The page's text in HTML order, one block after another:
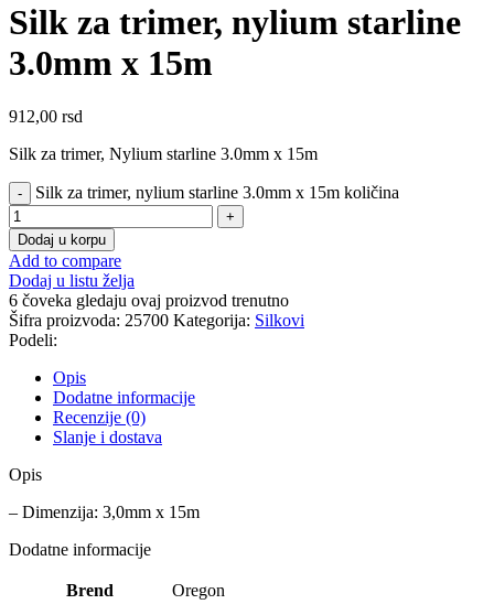
Silk za trimer, nylium starline
3.0mm x 15m
912,00 rsd
Silk za trimer, Nylium starline 3.0mm x 15m
Silk za trimer, nylium starline 3.0mm x 15m količina
Dodaj u korpu
Add to compare
Dodaj u listu želja
6 čoveka gledaju ovaj proizvod trenutno
Šifra proizvoda: 25700 Kategorija: Silkovi
Podeli:
Opis
Dodatne informacije
Recenzije (0)
Slanje i dostava
Opis
– Dimenzija: 3,0mm x 15m
Dodatne informacije
Brend Oregon